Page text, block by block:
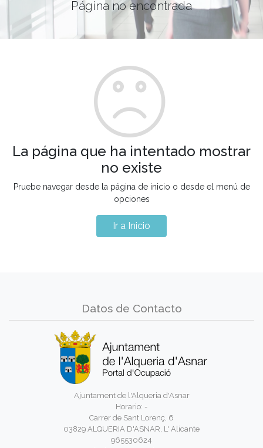
Página no encontrada
La página que ha intentado mostrar
no existe
Pruebe navegar desde la página de inicio o desde el menú de
opciones
Ir a Inicio
Datos de Contacto
Ajuntament de l'Alqueria d'Asnar
Horario: -
Carrer de Sant Lorenç, 6
03829 ALQUERIA D'ASNAR, L' Alicante
965530624